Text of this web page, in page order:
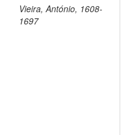
Vieira, António, 1608-
1697